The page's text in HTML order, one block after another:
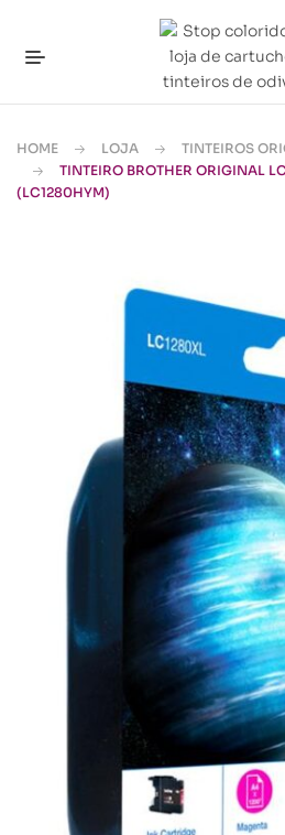
HOME LOJA TINTEIROS
TINTEIRO BROTHER ORIGINAL
(LC1280HYM)